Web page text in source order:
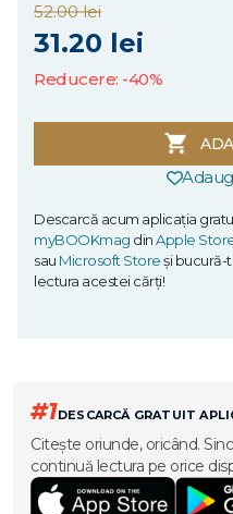
52.00 lei
31.20 lei
Reducere: -40%
Descarcă acum aplicația
myBOOKmag dinApple
sau Microsoft Storeși
lectura acestei cărți!
#1DESCARCĂ GRATUIT
Citește oriunde, oricând.
continuă lectura pe orice